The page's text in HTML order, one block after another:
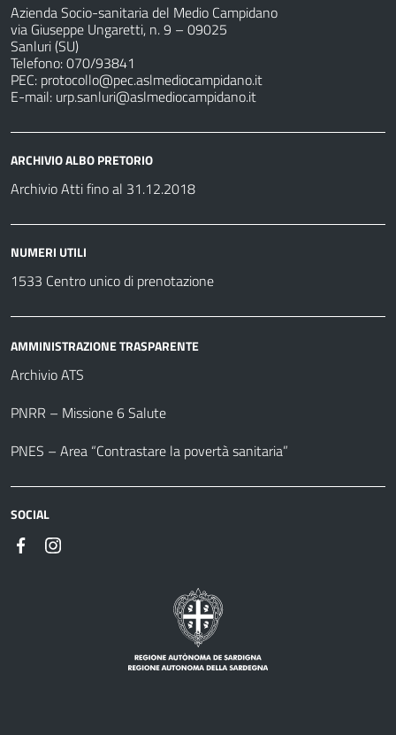
Azienda Socio-sanitaria del Medio Campidano
via Giuseppe Ungaretti, n. 9 – 09025
Sanluri (SU)
Telefono: 070/93841
PEC: protocollo@pec.aslmediocampidano.it
E-mail: urp.sanluri@aslmediocampidano.it
ARCHIVIO ALBO PRETORIO
Archivio Atti fino al 31.12.2018
NUMERI UTILI
1533 Centro unico di prenotazione
AMMINISTRAZIONE TRASPARENTE
Archivio ATS
PNRR – Missione 6 Salute
PNES – Area “Contrastare la povertà sanitaria”
SOCIAL